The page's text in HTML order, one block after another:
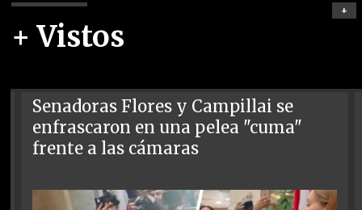
+ Vistos
+
Senadoras Flores y Campillai se
enfrascaron en una pelea "cuma"
frente a las cámaras